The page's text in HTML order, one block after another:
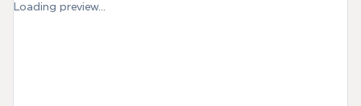
Loading preview...